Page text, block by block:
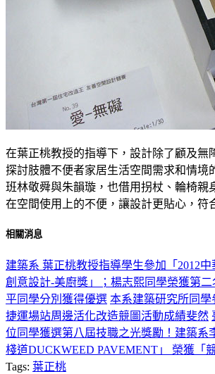
在葉正桃教授的指導下，設計除了顧及無
探討肢體不便者家居生活空間需求和情境
班林敬舜與朱韻璇，也借用拐杖、輪椅親
在空間使用上的不便，讓設計更貼心，符
相關消息
建築系 葉正桃教授指導學生參加「2012
創意設計-美廚獎」；楊志熙同學榮獲第
平同學分別獲得優選 本系建築研究所同學
捷運場站周邊活化改造競圖活動成績斐然
位同學獲選第八屆技職之光獎勵！建築系
棧道DUCKWEED PAVEMENT」 榮獲「
Tags: 葉正桃